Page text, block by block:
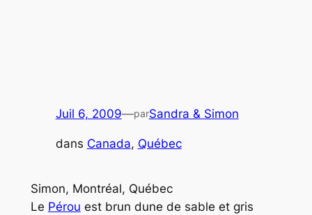
Juil 6, 2009—parSandra & Simon
dans Canada, Québec
Simon, Montréal, Québec
Le Pérou est brun dune de sable et gris